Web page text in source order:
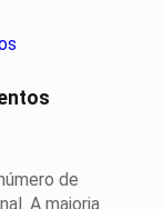
de
A maioria